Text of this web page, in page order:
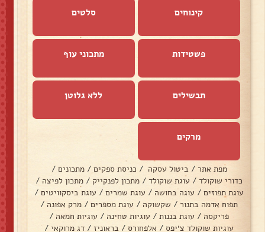
קינוחים סלטים
פשטידות מתכוני עוף
תבשילים ללא גלוטן
מרקים
מפת אתר / ביטול עסקה / כניסת ספקים / מתכונים /
כדורי שוקולד / עוגת שוקולד / מתכון לפנקייק / מתכון לפיצה /
עוגת תפוזים / עוגה בחושה / עוגת שמרים / עוגת ביסקוויטים /
תפוח אדמה בתנור / שקשוקה / עוגת מספרים / מרק אפונה /
פריקסה / עוגת בננות / עוגיות טחינה / עוגיות חמאה /
עוגיות שוקולד צ׳יפס / אלפחורס / בראוניז / דג מרוקאי /